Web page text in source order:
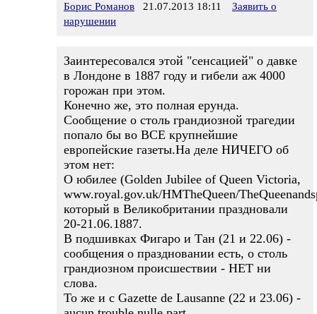
Борис Романов 21.07.2013 18:11
Заявить о
нарушении
Заинтересовался этой "сенсацией" о давке
в Лондоне в 1887 году и гибели аж 4000
горожан при этом.
Конечно же, это полная ерунда.
Сообщение о столь грандиозной трагедии
попало бы во ВСЕ крупнейшие
европейские газеты.На деле НИЧЕГО об
этом нет:
О юбилее (Golden Jubilee of Queen Victoria,
www.royal.gov.uk/HMTheQueen/
который в Великобритании праздновали
20-21.06.1887.
В подшивках Фигаро и Тан (21 и 22.06) -
сообщения о праздновании есть, о столь
грандиозном происшествии - НЕТ ни
слова.
То же и с Gazette de Lausanne (22 и 23.06) -